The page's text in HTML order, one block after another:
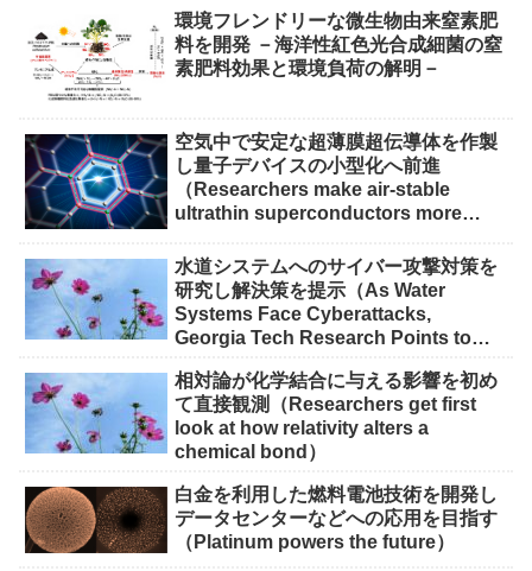
環境フレンドリーな微生物由来窒素肥
料を開発 －海洋性紅色光合成細菌の窒
素肥料効果と環境負荷の解明－
空気中で安定な超薄膜超伝導体を作製
し量子デバイスの小型化へ前進
（Researchers make air-stable
ultrathin superconductors more
水道システムへのサイバー攻撃対策を
研究し解決策を提示（As Water
Systems Face Cyberattacks,
Georgia Tech Research Points to
相対論が化学結合に与える影響を初め
て直接観測（Researchers get first
look at how relativity alters a
chemical bond）
白金を利用した燃料電池技術を開発し
データセンターなどへの応用を目指す
（Platinum powers the future）